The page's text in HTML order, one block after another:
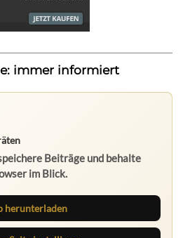
immer informiert
Beiträge und behalte
im Blick.
herunterladen